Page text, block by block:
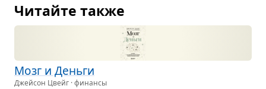
Читайте также
Мозг и Деньги
Джейсон Цвейг · финансы